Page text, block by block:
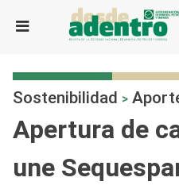
Sostenibilidad >
Apertura de
une